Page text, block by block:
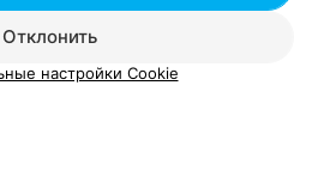
Отклонить
настройки Cookie